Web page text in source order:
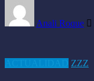
Anali Roque
ZZZ